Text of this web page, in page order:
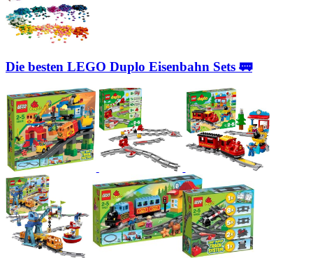
Die besten LEGO Duplo Eisenbahn Sets 🚃